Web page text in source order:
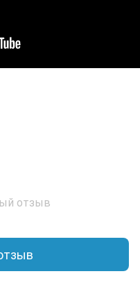
отзыв